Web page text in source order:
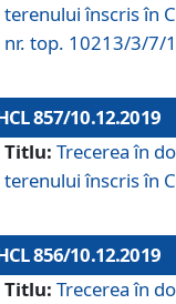
terenului înscris în
nr. top. 10213/3/
857/10.12.2019
Titlu: Trecerea în
terenului înscris în
856/10.12.2019
Titlu: Trecerea în